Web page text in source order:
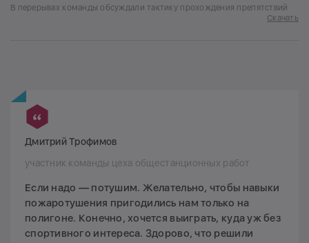
В перерывах команды обсуждали тактику прохождения препятствий
Скачать
Дмитрий Трофимов
участник команды цеха общестанционных работ
Если надо — потушим. Желательно, чтобы навыки
пожаротушения пригодились нам только на
полигоне. Конечно, хочется выиграть, куда уж без
спортивного интереса. Здорово, что решили